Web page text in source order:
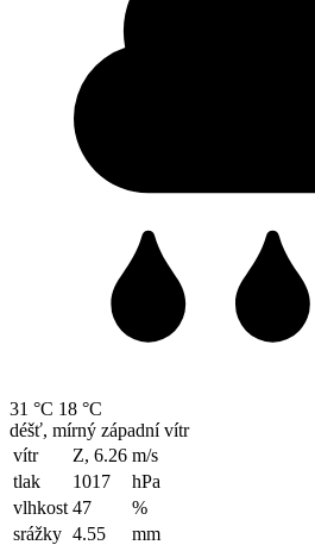
31 °C 18 °C
déšť, mírný západní vítr
vítr
Z, 6.26 m/s
tlak
1017
hPa
vlhkost 47
%
srážky 4.55
mm